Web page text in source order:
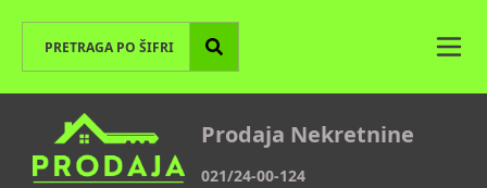
Prodaja Nekretnine
021/24-00-124